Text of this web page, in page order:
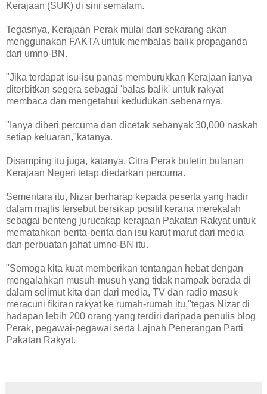
Kerajaan (SUK) di sini semalam.
Tegasnya, Kerajaan Perak mulai dari sekarang akan
menggunakan FAKTA untuk membalas balik propaganda
dari umno-BN.
"Jika terdapat isu-isu panas memburukkan Kerajaan ianya
diterbitkan segera sebagai 'balas balik' untuk rakyat
membaca dan mengetahui kedudukan sebenarnya.
"Ianya diberi percuma dan dicetak sebanyak 30,000 naskah
setiap keluaran,"katanya.
Disamping itu juga, katanya, Citra Perak buletin bulanan
Kerajaan Negeri tetap diedarkan percuma.
Sementara itu, Nizar berharap kepada peserta yang hadir
dalam majlis tersebut bersikap positif kerana merekalah
sebagai benteng jurucakap kerajaan Pakatan Rakyat untuk
mematahkan berita-berita dan isu karut marut dari media
dan perbuatan jahat umno-BN itu.
"Semoga kita kuat memberikan tentangan hebat dengan
mengalahkan musuh-musuh yang tidak nampak berada di
dalam selimut kita dan dari media, TV dan radio masuk
meracuni fikiran rakyat ke rumah-rumah itu,"tegas Nizar di
hadapan lebih 200 orang yang terdiri daripada penulis blog
Perak, pegawai-pegawai serta Lajnah Penerangan Parti
Pakatan Rakyat.